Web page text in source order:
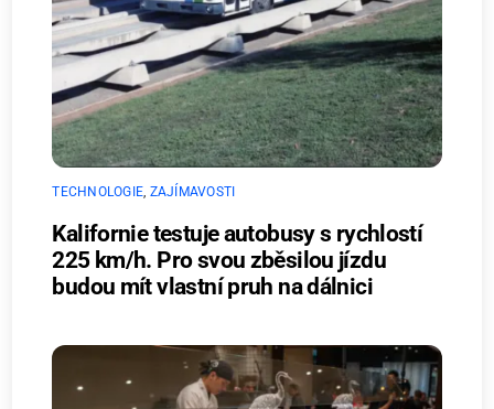
TECHNOLOGIE ZAJÍMAVOSTI
Kalifornie testuje autobusy s rychlostí
225 km/h. Pro svou zběsilou jízdu
budou mít vlastní pruh na dálnici